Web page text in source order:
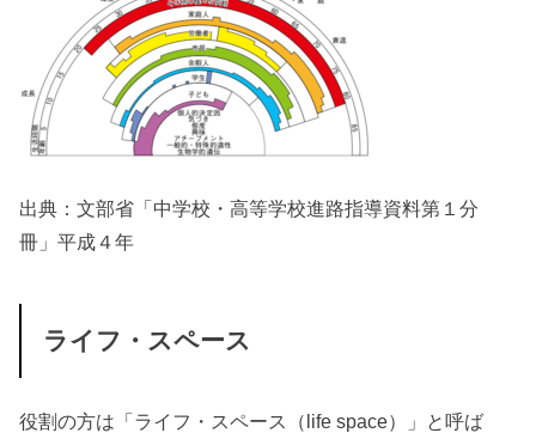
出典：文部省「中学校・高等学校進路指導資料第１分
冊」平成４年
ライフ・スペース
役割の方は「ライフ・スペース（life space）」と呼ば